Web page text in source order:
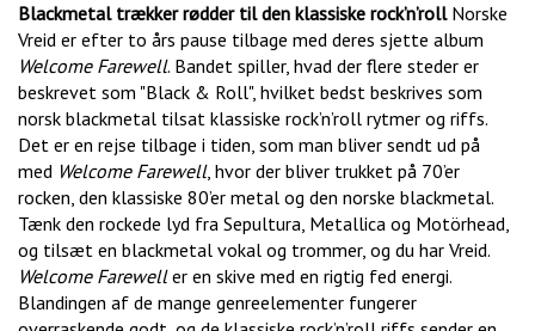
Blackmetal trækker rødder til den klassiske rock’n’roll Norske
Vreid er efter to års pause tilbage med deres sjette album
Welcome Farewell. Bandet spiller, hvad der flere steder er
beskrevet som "Black & Roll", hvilket bedst beskrives som
norsk blackmetal tilsat klassiske rock’n’roll rytmer og riffs.
Det er en rejse tilbage i tiden, som man bliver sendt ud på
med Welcome Farewell, hvor der bliver trukket på 70’er
rocken, den klassiske 80’er metal og den norske blackmetal.
Tænk den rockede lyd fra Sepultura, Metallica og Motörhead,
og tilsæt en blackmetal vokal og trommer, og du har Vreid.
Welcome Fareweller en skive med en rigtig fed energi.
Blandingen af de mange genreelementer fungerer